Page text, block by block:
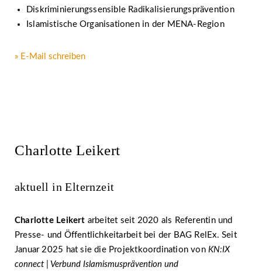
Diskriminierungssensible Radikalisierungsprävention
Islamistische Organisationen in der MENA-Region
» E-Mail schreiben
Charlotte Leikert
aktuell in Elternzeit
Charlotte Leikert arbeitet seit 2020 als Referentin und
Presse- und Öffentlichkeitarbeit bei der BAG RelEx. Seit
Januar 2025 hat sie die Projektkoordination vonKN:IX
connect | Verbund Islamismusprävention und